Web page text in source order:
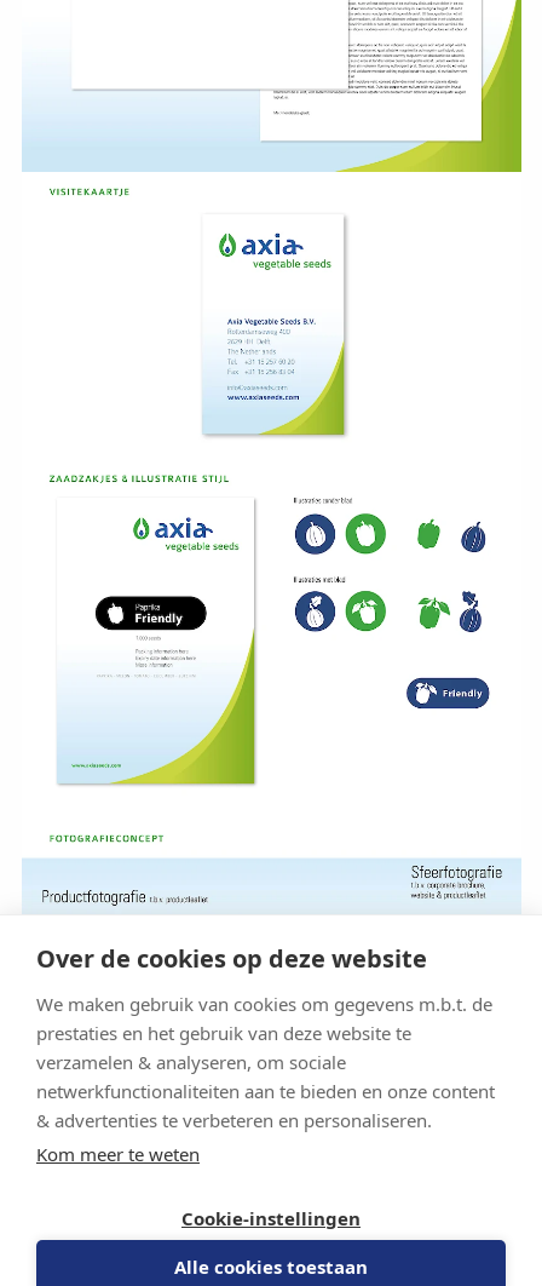
Over de cookies op deze website
We maken gebruik van cookies om gegevens m.b.t. de
prestaties en het gebruik van deze website te
verzamelen & analyseren, om sociale
netwerkfunctionaliteiten aan te bieden en onze content
& advertenties te verbeteren en personaliseren.
Kom meer te weten
Cookie-instellingen
Alle cookies toestaan